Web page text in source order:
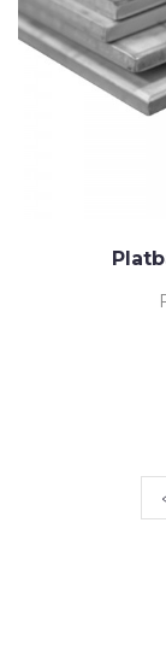
‹